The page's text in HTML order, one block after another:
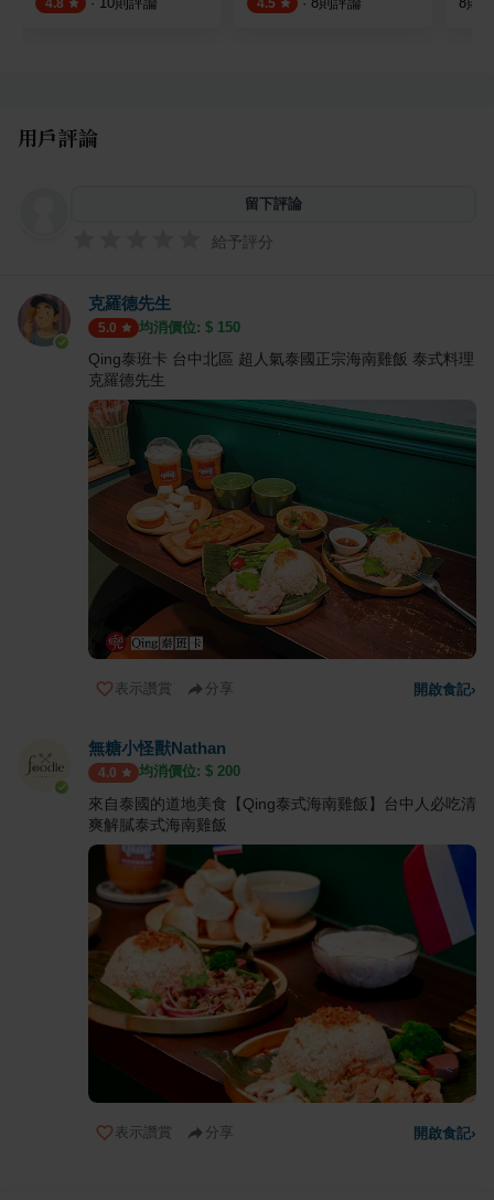
4.8 4.5
用戶評論
留下評論
給予評分
克羅德先生
5.0 均消價位: $ 150
Qing泰班卡 台中北區 超人氣泰國正宗海南雞飯 泰式料理
克羅德先生
表示讚賞 分享 開啟食記›
無糖小怪獸Nathan
4.0 均消價位: $ 200
來自泰國的道地美食【Qing泰式海南雞飯】台中人必吃清
爽解膩泰式海南雞飯
表示讚賞 分享 開啟食記›